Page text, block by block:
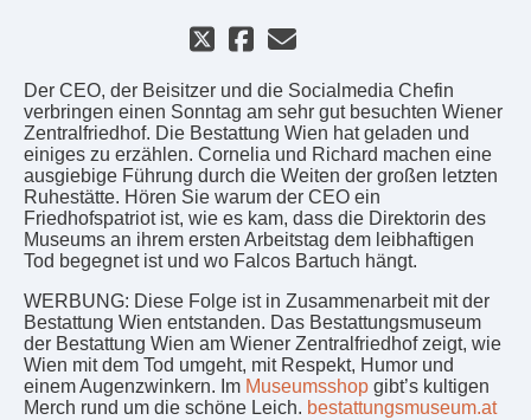
Der CEO, der Beisitzer und die Socialmedia Chefin
verbringen einen Sonntag am sehr gut besuchten Wiener
Zentralfriedhof. Die Bestattung Wien hat geladen und
einiges zu erzählen. Cornelia und Richard machen eine
ausgiebige Führung durch die Weiten der großen letzten
Ruhestätte. Hören Sie warum der CEO ein
Friedhofspatriot ist, wie es kam, dass die Direktorin des
Museums an ihrem ersten Arbeitstag dem leibhaftigen
Tod begegnet ist und wo Falcos Bartuch hängt.
WERBUNG: Diese Folge ist in Zusammenarbeit mit der
Bestattung Wien entstanden. Das Bestattungsmuseum
der Bestattung Wien am Wiener Zentralfriedhof zeigt, wie
Wien mit dem Tod umgeht, mit Respekt, Humor und
einem Augenzwinkern. Im Museumsshop gibt’s kultigen
Merch rund um die schöne Leich. bestattungsmuseum.at